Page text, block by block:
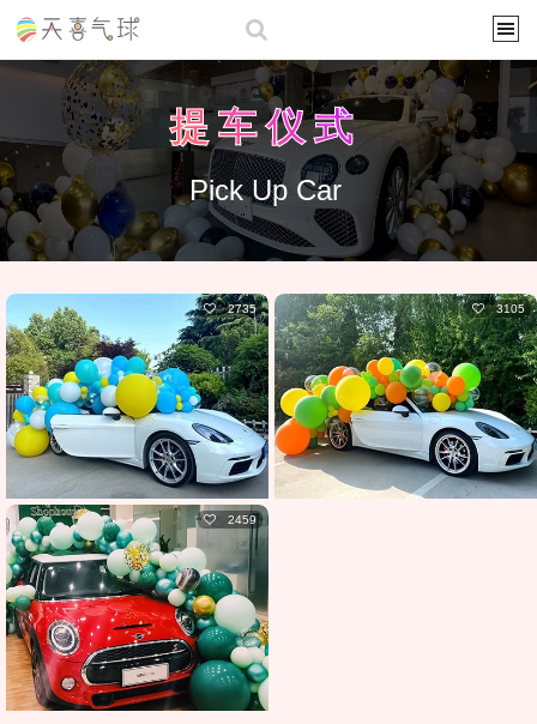
提车仪式
Pick Up Car
2735 3105
2459